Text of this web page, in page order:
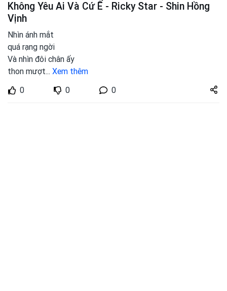
Không Yêu Ai Và Cứ Ế - Ricky Star - Shin Hồng
Vịnh
Nhìn ánh mắt
quá rạng ngời
Và nhìn đôi chân ấy
thon mượt... Xem thêm
0
0 0
Share
zuto.vn